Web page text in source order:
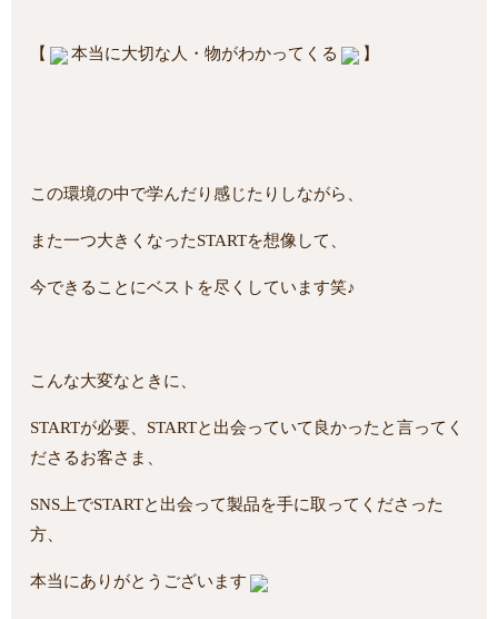
【 本当に大切な人・物がわかってくる 】
この環境の中で学んだり感じたりしながら、
また一つ大きくなったSTARTを想像して、
今できることにベストを尽くしています笑♪
こんな大変なときに、
STARTが必要、STARTと出会っていて良かったと言ってく
ださるお客さま、
SNS上でSTARTと出会って製品を手に取ってくださった
方、
本当にありがとうございます